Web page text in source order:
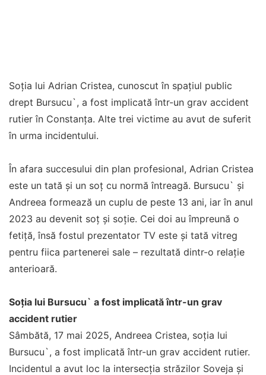
Soția lui Adrian Cristea, cunoscut în spațiul public
drept Bursucu`, a fost implicată într-un grav accident
rutier în Constanța. Alte trei victime au avut de suferit
în urma incidentului.
În afara succesului din plan profesional, Adrian Cristea
este un tată și un soț cu normă întreagă. Bursucu` și
Andreea formează un cuplu de peste 13 ani, iar în anul
2023 au devenit soț și soție. Cei doi au împreună o
fetiță, însă fostul prezentator TV este și tată vitreg
pentru fiica partenerei sale – rezultată dintr-o relație
anterioară.
Soția lui Bursucu` a fost implicată într-un grav
accident rutier
Sâmbătă, 17 mai 2025, Andreea Cristea, soția lui
Bursucu`, a fost implicată într-un grav accident rutier.
Incidentul a avut loc la intersecția străzilor Soveja și